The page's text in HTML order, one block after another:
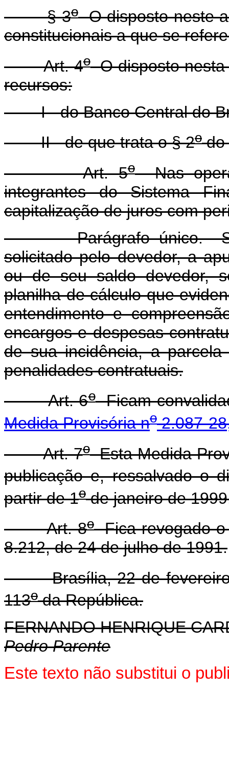
§ 3oO disposto neste
constitucionais a que se
Art. 4oO disposto nesta
recursos:
I - do Banco Central do
II - de que trata o § 2odo
Art. 5oNas
integrantes do Sistema
capitalização de juros com
Parágrafo único.
solicitado pelo devedor, a
ou de seu saldo devedor,
planilha de cálculo que
entendimento e
encargos e despesas
de sua incidência, a
penalidades contratuais.
Art. 6oFicam
Medida Provisória no2.087-
Art. 7oEsta Medida
publicação e, ressalvado o
partir de 1ode janeiro de
Art. 8oFica revogado o
8.212, de 24 de julho de 1991.
Brasília, 22 de fevereiro
113oda República.
FERNANDO HENRIQUE
Pedro Parente
Este texto não substitui o